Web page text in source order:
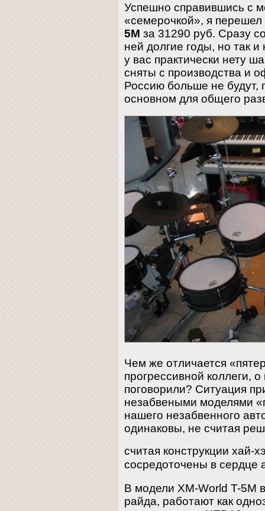
Успешно справившись с
«семерочкой», я
5M за 31290 руб. Сразу
ней долгие годы, но так и
у вас практически нету
сняты с производства и
Россию больше не будут,
основном для общего
Чем же отличается
прогрессивной коллеги,
поговорили? Ситуация
незабвеными моделями
нашего незабвенного
одинаковы, не считая
считая конструкции хай-
сосредоточены в
В модели XM-World T-5M
райда, работают как